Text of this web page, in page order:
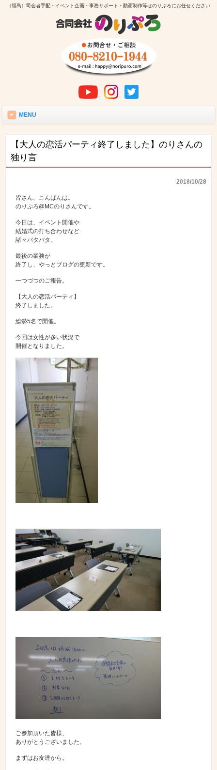
［福島］司会者手配・イベント企画・事務サポート・動画制作等はのりぷろにお任せください
MENU
【大人の恋活パーティ終了しました】のりさんの
独り言
2018/10/28
皆さん、こんばんは。
のりぷろ@MCのりさんです。
今日は、イベント開催や
結婚式の打ち合わせなど
諸々バタバタ。
最後の業務が
終了し、やっとブログの更新です。
一つづつのご報告。
【大人の恋活パーティ】
終了しました。
総勢5名で開催。
今回は女性が多い状況で
開催となりました。
ご参加頂いた皆様、
ありがとうございました。
まずはお友達から。